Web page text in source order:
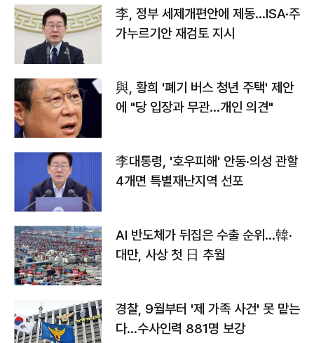
李, 정부 세제개편안에 제동…ISA·주
가누르기안 재검토 지시
與, 황희 '폐기 버스 청년 주택' 제안
에 "당 입장과 무관…개인 의견"
李대통령, '호우피해' 안동·의성 관할
4개면 특별재난지역 선포
AI 반도체가 뒤집은 수출 순위…韓·
대만, 사상 첫 日 추월
경찰, 9월부터 '제 가족 사건' 못 맡는
다…수사인력 881명 보강